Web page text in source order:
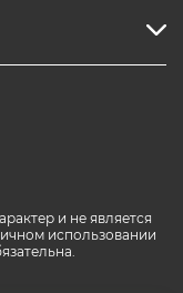
и не является
использовании